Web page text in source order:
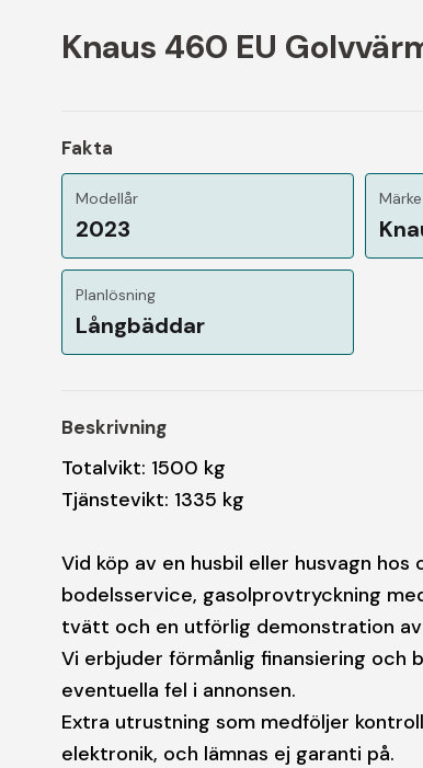
Knaus 460 EU
Fakta
Modellår
2023
Märke
Planlösning
Långbäddar
Beskrivning
Totalvikt: 1500 kg
Tjänstevikt: 1335 kg
Vid köp av en husbil eller husvagn
bodelsservice, gasolprovtryckning
tvätt och en utförlig demonstration
Vi erbjuder förmånlig finansiering och
eventuella fel i annonsen.
Extra utrustning som medföljer
elektronik, och lämnas ej garanti på.